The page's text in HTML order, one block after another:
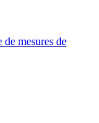
mesures de